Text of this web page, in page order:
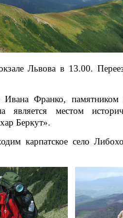
Львова в 13.00.
Ивана Франко,
является местом
Беркут».
карпатское село